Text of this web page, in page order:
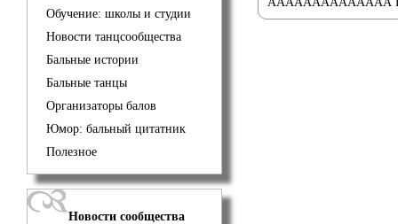
Обучение: школы и студии
Новости танцсообщества
Бальные истории
Бальные танцы
Организаторы балов
Юмор: бальный цитатник
Полезное
Новости сообщества